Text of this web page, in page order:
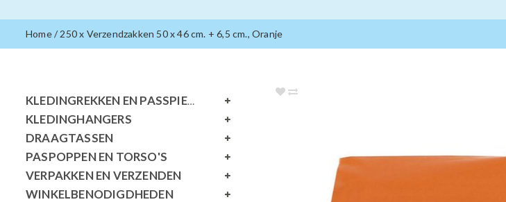
Home/250 x Verzendzakken 50 x 46 cm. + 6,5 cm., Oranje
KLEDINGREKKEN EN PASSPIEGELS
KLEDINGHANGERS
DRAAGTASSEN
PASPOPPEN EN TORSO'S
VERPAKKEN EN VERZENDEN
WINKELBENODIGDHEDEN